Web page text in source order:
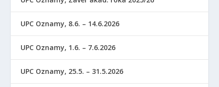
UPC Oznamy, 8.6. – 14.6.2026
UPC Oznamy, 1.6. – 7.6.2026
UPC Oznamy, 25.5. – 31.5.2026